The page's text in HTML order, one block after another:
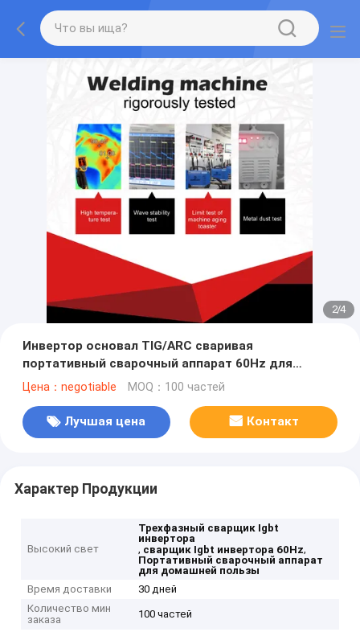
2/4
Инвертор основал TIG/ARC сваривая
портативный сварочный аппарат 60Hz для
сварочного аппарата технологии инвертора
Цена：negotiable MOQ：100 частей
Лучшая цена Контакт
Характер Продукции
Высокий свет
Трехфазный сварщик Igbt
инвертора
, сварщик Igbt инвертора 60Hz,
Портативный сварочный аппарат
для домашней пользы
Время доставки
30 дней
Количество мин
заказа
100 частей